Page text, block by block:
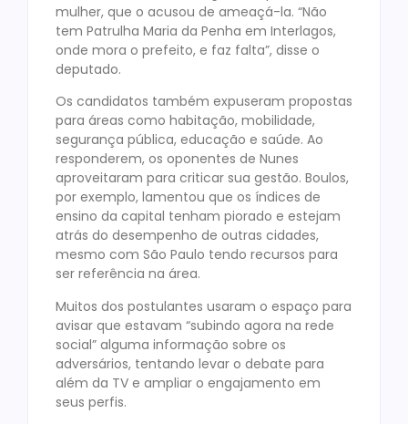
mulher, que o acusou de ameaçá-la. “Não
tem Patrulha Maria da Penha em Interlagos,
onde mora o prefeito, e faz falta”, disse o
deputado.
Os candidatos também expuseram propostas
para áreas como habitação, mobilidade,
segurança pública, educação e saúde. Ao
responderem, os oponentes de Nunes
aproveitaram para criticar sua gestão. Boulos,
por exemplo, lamentou que os índices de
ensino da capital tenham piorado e estejam
atrás do desempenho de outras cidades,
mesmo com São Paulo tendo recursos para
ser referência na área.
Muitos dos postulantes usaram o espaço para
avisar que estavam “subindo agora na rede
social” alguma informação sobre os
adversários, tentando levar o debate para
além da TV e ampliar o engajamento em
seus perfis.